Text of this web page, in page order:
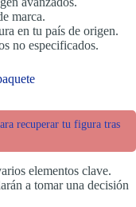
marca.
en tu país de origen.
no especificados.
recuperar tu figura tras
elementos clave.
a tomar una decisión